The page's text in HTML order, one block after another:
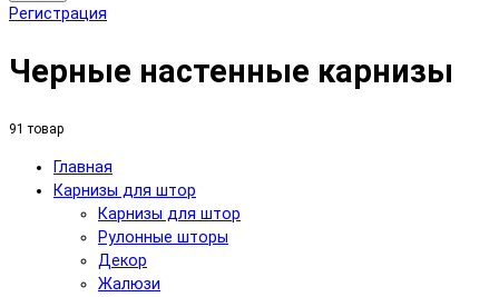
Регистрация
Черные настенные карнизы
91 товар
Главная
Карнизы для штор
Карнизы для штор
Рулонные шторы
Декор
Жалюзи